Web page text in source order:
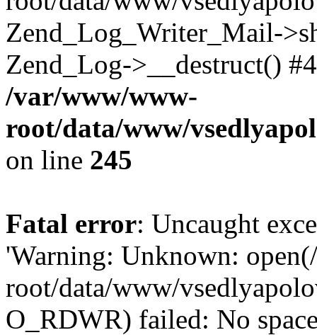
Zend_Log_Writer_Mail-
Zend_Log->__destruct()
/var/www/www-
root/data/www/
on line 245
Fatal error: Uncaught
'Warning: Unknown:
root/data/www/
O_RDWR) failed: No